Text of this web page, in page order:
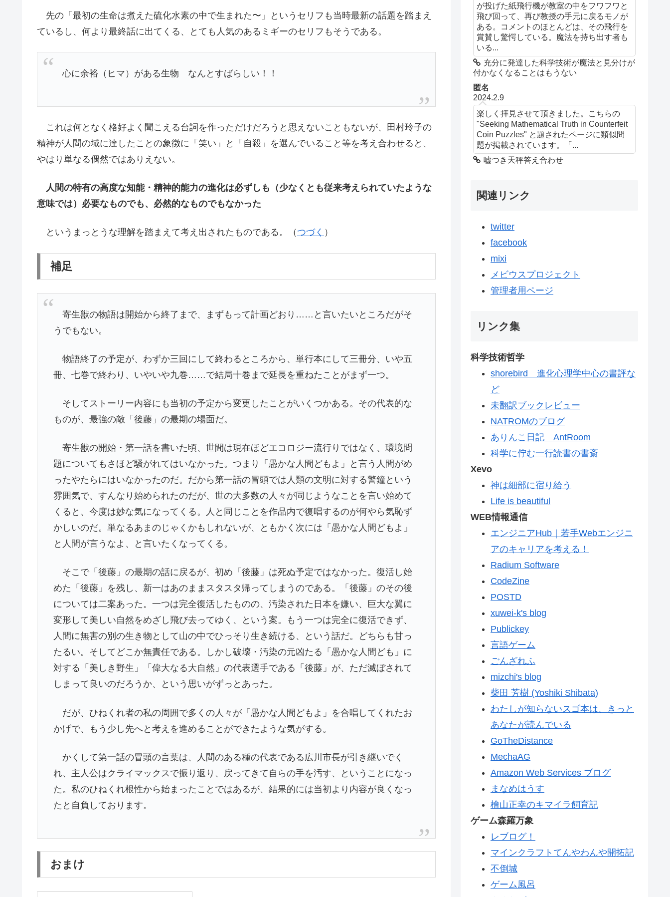
先の「最初の生命は煮えた硫化水素の中で生まれた〜」というセリフも当時最新の話題を踏まえ
ているし、何より最終話に出てくる、とても人気のあるミギーのセリフもそうである。
心に余裕（ヒマ）がある生物 なんとすばらしい！！
これは何となく格好よく聞こえる台詞を作っただけだろうと思えないこともないが、田村玲子の
精神が人間の域に達したことの象徴に「笑い」と「自殺」を選んでいること等を考え合わせると、
やはり単なる偶然ではありえない。
人間の特有の高度な知能・精神的能力の進化は必ずしも（少なくとも従来考えられていたような
意味では）必要なものでも、必然的なものでもなかった
というまっとうな理解を踏まえて考え出されたものである。（つづく ）
補足
寄生獣の物語は開始から終了まで、まずもって計画どおり……と言いたいところだがそ
うでもない。
物語終了の予定が、わずか三回にして終わるところから、単行本にして三冊分、いや五
冊、七巻で終わり、いやいや九巻……で結局十巻まで延長を重ねたことがまず一つ。
そしてストーリー内容にも当初の予定から変更したことがいくつかある。その代表的な
ものが、最強の敵「後藤」の最期の場面だ。
寄生獣の開始・第一話を書いた頃、世間は現在ほどエコロジー流行りではなく、環境問
題についてもさほど騒がれてはいなかった。つまり「愚かな人間どもよ」と言う人間がめ
ったやたらにはいなかったのだ。だから第一話の冒頭では人類の文明に対する警鐘という
雰囲気で、すんなり始められたのだが、世の大多数の人々が同じようなことを言い始めて
くると、今度は妙な気になってくる。人と同じことを作品内で復唱するのが何やら気恥ず
かしいのだ。単なるあまのじゃくかもしれないが、ともかく次には「愚かな人間どもよ」
と人間が言うなよ、と言いたくなってくる。
そこで「後藤」の最期の話に戻るが、初め「後藤」は死ぬ予定ではなかった。復活し始
めた「後藤」を残し、新一はあのままスタスタ帰ってしまうのである。「後藤」のその後
については二案あった。一つは完全復活したものの、汚染された日本を嫌い、巨大な翼に
変形して美しい自然をめざし飛び去ってゆく、という案。もう一つは完全に復活できず、
人間に無害の別の生き物として山の中でひっそり生き続ける、という話だ。どちらも甘っ
たるい。そしてどこか無責任である。しかし破壊・汚染の元凶たる「愚かな人間ども」に
対する「美しき野生」「偉大なる大自然」の代表選手である「後藤」が、ただ滅ぼされて
しまって良いのだろうか、という思いがずっとあった。
だが、ひねくれ者の私の周囲で多くの人々が「愚かな人間どもよ」を合唱してくれたお
かげで、もう少し先へと考えを進めることができたような気がする。
かくして第一話の冒頭の言葉は、人間のある種の代表である広川市長が引き継いでく
れ、主人公はクライマックスで振り返り、戻ってきて自らの手を汚す、ということになっ
た。私のひねくれ根性から始まったことではあるが、結果的には当初より内容が良くなっ
たと自負しております。
おまけ
が投げた紙飛行機が教室の中をフワフワと
飛び回って、再び教授の手元に戻るモノが
ある。コメントのほとんどは、その飛行を
賞賛し驚愕している。魔法を持ち出す者も
いる...
充分に発達した科学技術が魔法と見分けが
付かなくなることはもうない
匿名
2024.2.9
楽しく拝見させて頂きました。こちらの
"Seeking Mathematical Truth in Counterfeit
Coin Puzzles" と題されたページに類似問
題が掲載されています。「...
嘘つき天秤答え合わせ
関連リンク
twitter
facebook
mixi
メビウスプロジェクト
管理者用ページ
リンク集
科学技術哲学
shorebird 進化心理学中心の書評な
ど
未翻訳ブックレビュー
NATROMのブログ
ありんこ日記 AntRoom
科学に佇む一行読書の書斎
Xevo
神は細部に宿り給う
Life is beautiful
WEB情報通信
エンジニアHub｜若手Webエンジニ
アのキャリアを考える！
Radium Software
CodeZine
POSTD
xuwei-k's blog
Publickey
言語ゲーム
ごんざれふ
mizchi's blog
柴田 芳樹 (Yoshiki Shibata)
わたしが知らないスゴ本は、きっと
あなたが読んでいる
GoTheDistance
MechaAG
Amazon Web Services ブログ
まなめはうす
檜山正幸のキマイラ飼育記
ゲーム森羅万象
レブログ！
マインクラフトてんやわんや開拓記
不倒城
ゲーム風呂